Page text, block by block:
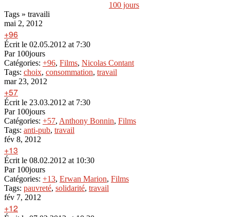
100 jours
Tags » travaili
mai 2, 2012
+96
Écrit le 02.05.2012 at 7:30
Par100jours
Catégories: +96, Films, Nicolas Contant
Tags: choix, consommation, travail
mar 23, 2012
+57
Écrit le 23.03.2012 at 7:30
Par100jours
Catégories: +57, Anthony Bonnin, Films
Tags: anti-pub, travail
fév 8, 2012
+13
Écrit le 08.02.2012 at 10:30
Par100jours
Catégories: +13, Erwan Marion, Films
Tags: pauvreté, solidarité, travail
fév 7, 2012
+12